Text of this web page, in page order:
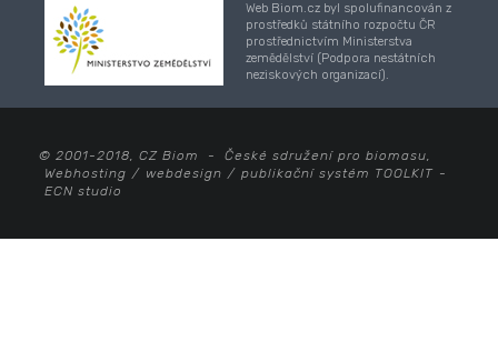
Web Biom.cz byl spolufinancován z
prostředků státního rozpočtu ČR
prostřednictvím Ministerstva
zemědělství (Podpora nestátních
neziskových organizací).
© 2001-2018, CZ Biom - České sdružení pro biomasu,
Webhosting / webdesign / publikační systém TOOLKIT -
ECN studio